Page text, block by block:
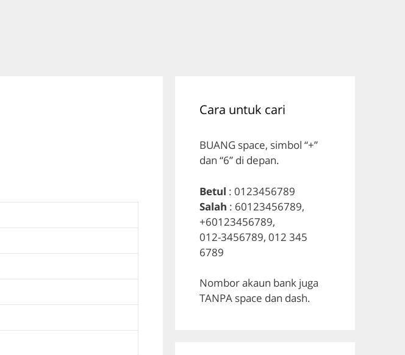
Cara untuk cari
BUANG space, simbol “+”
dan “6” di depan.
Betul : 0123456789
Salah : 60123456789,
+60123456789,
012-3456789, 012 345
6789
Nombor akaun bank juga
TANPA space dan dash.